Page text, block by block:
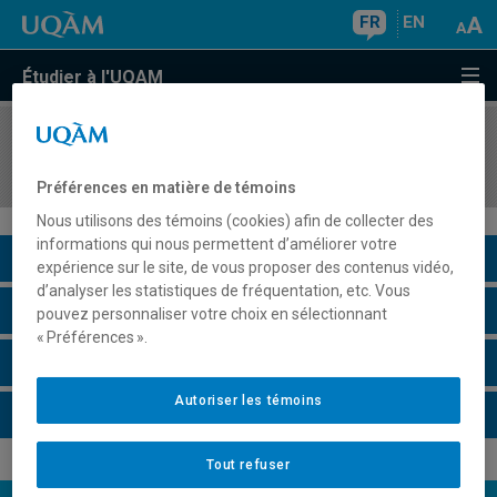
FR EN
Étudier à l'UQAM
COURS//
Description du cours
Horaire - Été 2026
Préférences en matière de témoins
Nous utilisons des témoins (cookies) afin de collecter des
informations qui nous permettent d’améliorer votre
expérience sur le site, de vous proposer des contenus vidéo,
d’analyser les statistiques de fréquentation, etc. Vous
pouvez personnaliser votre choix en sélectionnant
« Préférences ».
Tout refuser
Autoriser les témoins